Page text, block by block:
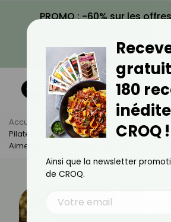
PROMO : -60% sur les
VOIR LA
Accueil Actus
Sport
Pilates Et Périnée : Le Secret Que Les
Aimeraient Que Toutes Les Femmes
180
CROQ !
Ainsi que la newsletter
de CROQ.